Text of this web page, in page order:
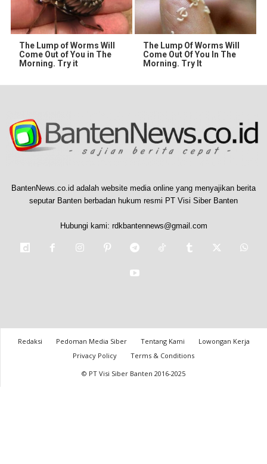
The Lump of Worms Will
Come Out of You in The
Morning. Try it
The Lump Of Worms Will
Come Out Of You In The
Morning. Try It
BantenNews.co.id adalah website media online yang menyajikan berita
seputar Banten berbadan hukum resmi PT Visi Siber Banten
Hubungi kami: rdkbantennews@gmail.com
Redaksi Pedoman Media Siber Tentang Kami
Lowongan Kerja
Privacy Policy
Terms & Conditions
© PT Visi Siber Banten 2016-2025